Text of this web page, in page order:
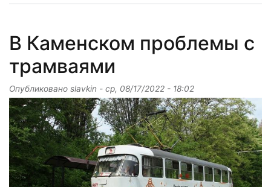
В Каменском проблемы с
трамваями
Опубликовано slavkin - ср, 08/17/2022 - 18:02